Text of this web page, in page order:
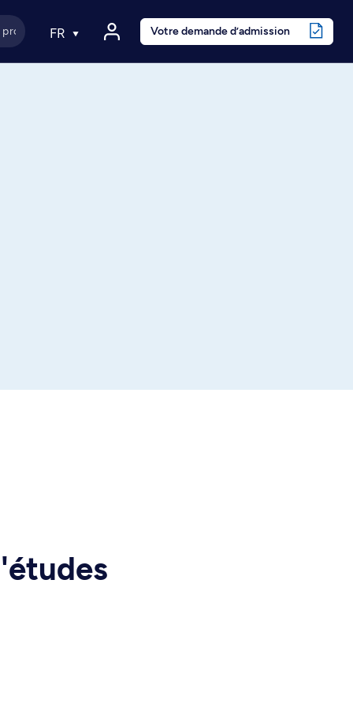
FR Votre demande d’admission